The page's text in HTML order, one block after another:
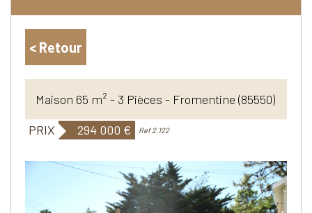
< Retour
Maison 65 m² - 3 Pièces - Fromentine (85550)
PRIX
294 000 € Ref 2.122